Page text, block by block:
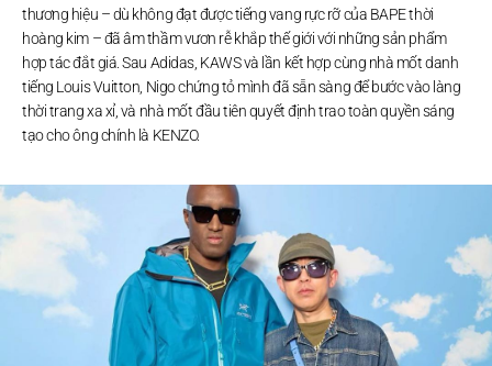
thương hiệu – dù không đạt được tiếng vang rực rỡ của BAPE thời
hoàng kim – đã âm thầm vươn rễ khắp thế giới với những sản phẩm
hợp tác đắt giá. Sau Adidas, KAWS và lần kết hợp cùng nhà mốt danh
tiếng Louis Vuitton, Nigo chứng tỏ mình đã sẵn sàng để bước vào làng
thời trang xa xỉ, và nhà mốt đầu tiên quyết định trao toàn quyền sáng
tạo cho ông chính là KENZO.